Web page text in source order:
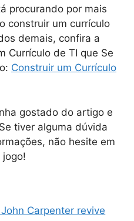
procurando por mais
construir um currículo
demais, confira a
Currículo de TI que Se
Construir um Currículo
gostado do artigo e
tiver alguma dúvida
não hesite em
jogo!
Carpenter revive